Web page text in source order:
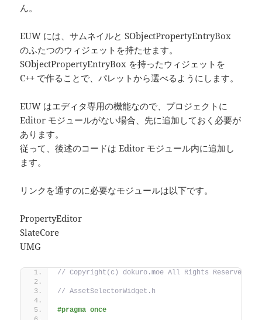
ん。
EUW には、サムネイルと SObjectPropertyEntryBox
のふたつのウィジェットを持たせます。
SObjectPropertyEntryBox を持ったウィジェットを
C++ で作ることで、パレットから選べるようにします。
EUW はエディタ専用の機能なので、プロジェクトに
Editor モジュールがない場合、先に追加しておく必要が
あります。
従って、後述のコードは Editor モジュール内に追加し
ます。
リンクを通すのに必要なモジュールは以下です。
PropertyEditor
SlateCore
UMG
// Copyright(c) dokuro.moe All Rights Reserved.
// AssetSelectorWidget.h
#pragma once